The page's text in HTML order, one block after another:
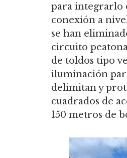
para integrarlo
conexión a
se han
circuito
de toldos tipo
iluminación
delimitan y
cuadrados de
150 metros de